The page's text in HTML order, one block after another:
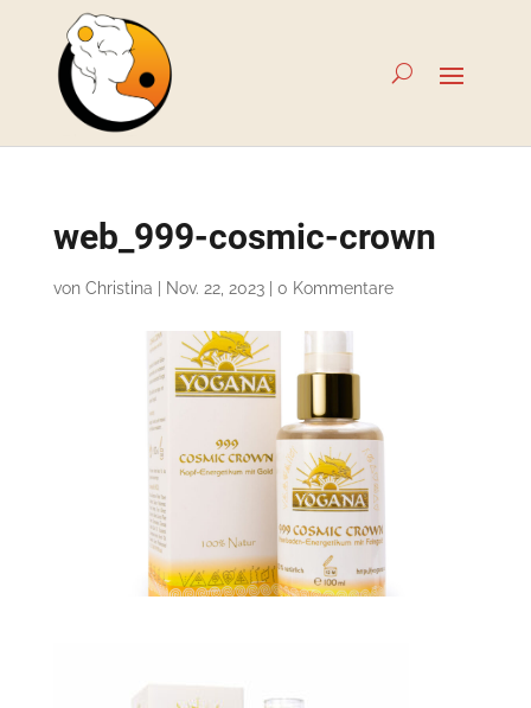
web_999-cosmic-crown
von Christina Nov. 22, 2023| 0 Kommentare